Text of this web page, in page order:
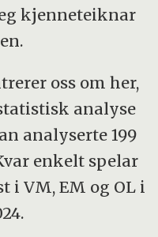
kjenneteiknar
oss om her,
analyse
analyserte 199
enkelt spelar
i VM, EM og OL i